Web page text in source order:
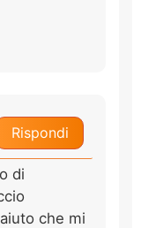
Rispondi
di
che mi